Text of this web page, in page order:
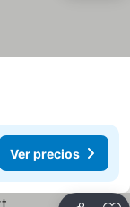
Ver precios